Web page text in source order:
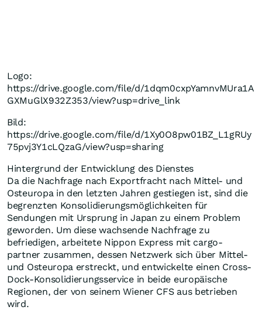
Logo:
https://drive.google.com/file/d/1dqm0cxpYamnvMUra1A
GXMuGlX932Z353/view?usp=drive_link
Bild:
https://drive.google.com/file/d/1Xy0O8pw01BZ_L1gRUy
75pvj3Y1cLQzaG/view?usp=sharing
Hintergrund der Entwicklung des Dienstes
Da die Nachfrage nach Exportfracht nach Mittel- und
Osteuropa in den letzten Jahren gestiegen ist, sind die
begrenzten Konsolidierungsmöglichkeiten für
Sendungen mit Ursprung inJapan zu einem Problem
geworden. Um diese wachsende Nachfrage zu
befriedigen, arbeitete Nippon Express mit cargo-
partner zusammen, dessen Netzwerk sich über Mittel-
und Osteuropa erstreckt, und entwickelte einen Cross-
Dock-Konsolidierungsservice in beide europäische
Regionen, der von seinem Wiener CFS aus betrieben
wird.